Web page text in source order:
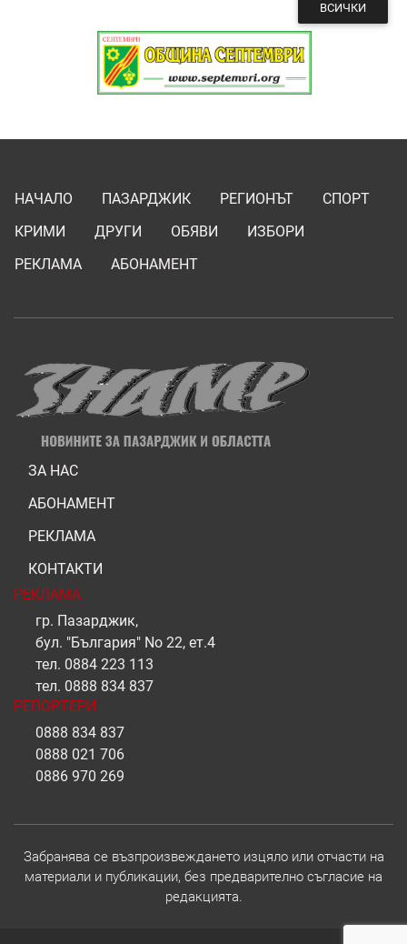
ВСИЧКИ
НАЧАЛО ПАЗАРДЖИК РЕГИОНЪТ
СПОРТ
КРИМИ
ДРУГИ ОБЯВИ
ИЗБОРИ
РЕКЛАМА
АБОНАМЕНТ
ЗА НАС
АБОНАМЕНТ
РЕКЛАМА
КОНТАКТИ
РЕКЛАМА
гр. Пазарджик,
бул. "България" No 22, ет.4
тел. 0884 223 113
тел. 0888 834 837
РЕПОРТЕРИ
0888 834 837
0888 021 706
0886 970 269
Забранява се възпроизвеждането изцяло или отчасти на
материали и публикации, без предварително съгласие на
редакцията.